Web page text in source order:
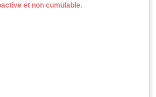
et non cumulable.